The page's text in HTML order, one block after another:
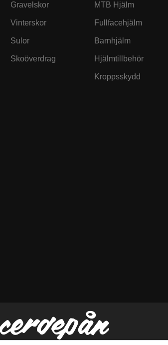
Gravelskor
Vinterskor
Sulor
Skoöverdrag
MTB Hjälm
Fullfacehjälm
Barnhjälm
Hjälmtillbehör
Kroppsskydd